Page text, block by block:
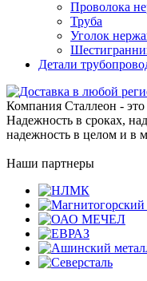
Проволока
Труба
Уголок
Детали
Компания Сталлеон -
Надежность в сроках,
надежность в целом и в
Наши партнеры